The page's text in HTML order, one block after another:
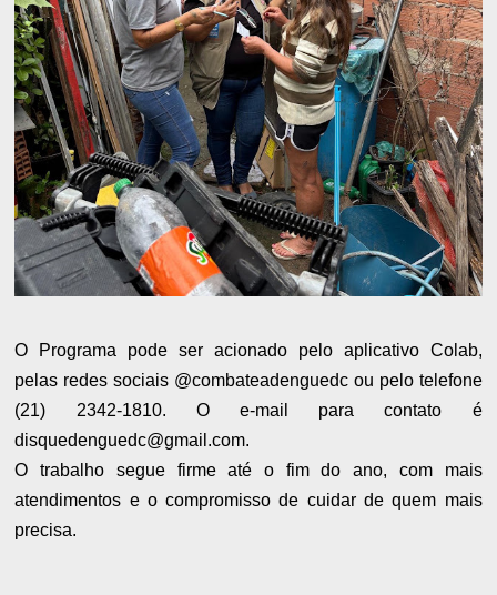
O Programa pode ser acionado pelo aplicativo Colab,
pelas redes sociais @combateadenguedc ou pelo telefone
(21) 2342-1810. O e-mail para contato é
disquedenguedc@gmail.com.
O trabalho segue firme até o fim do ano, com mais
atendimentos e o compromisso de cuidar de quem mais
precisa.